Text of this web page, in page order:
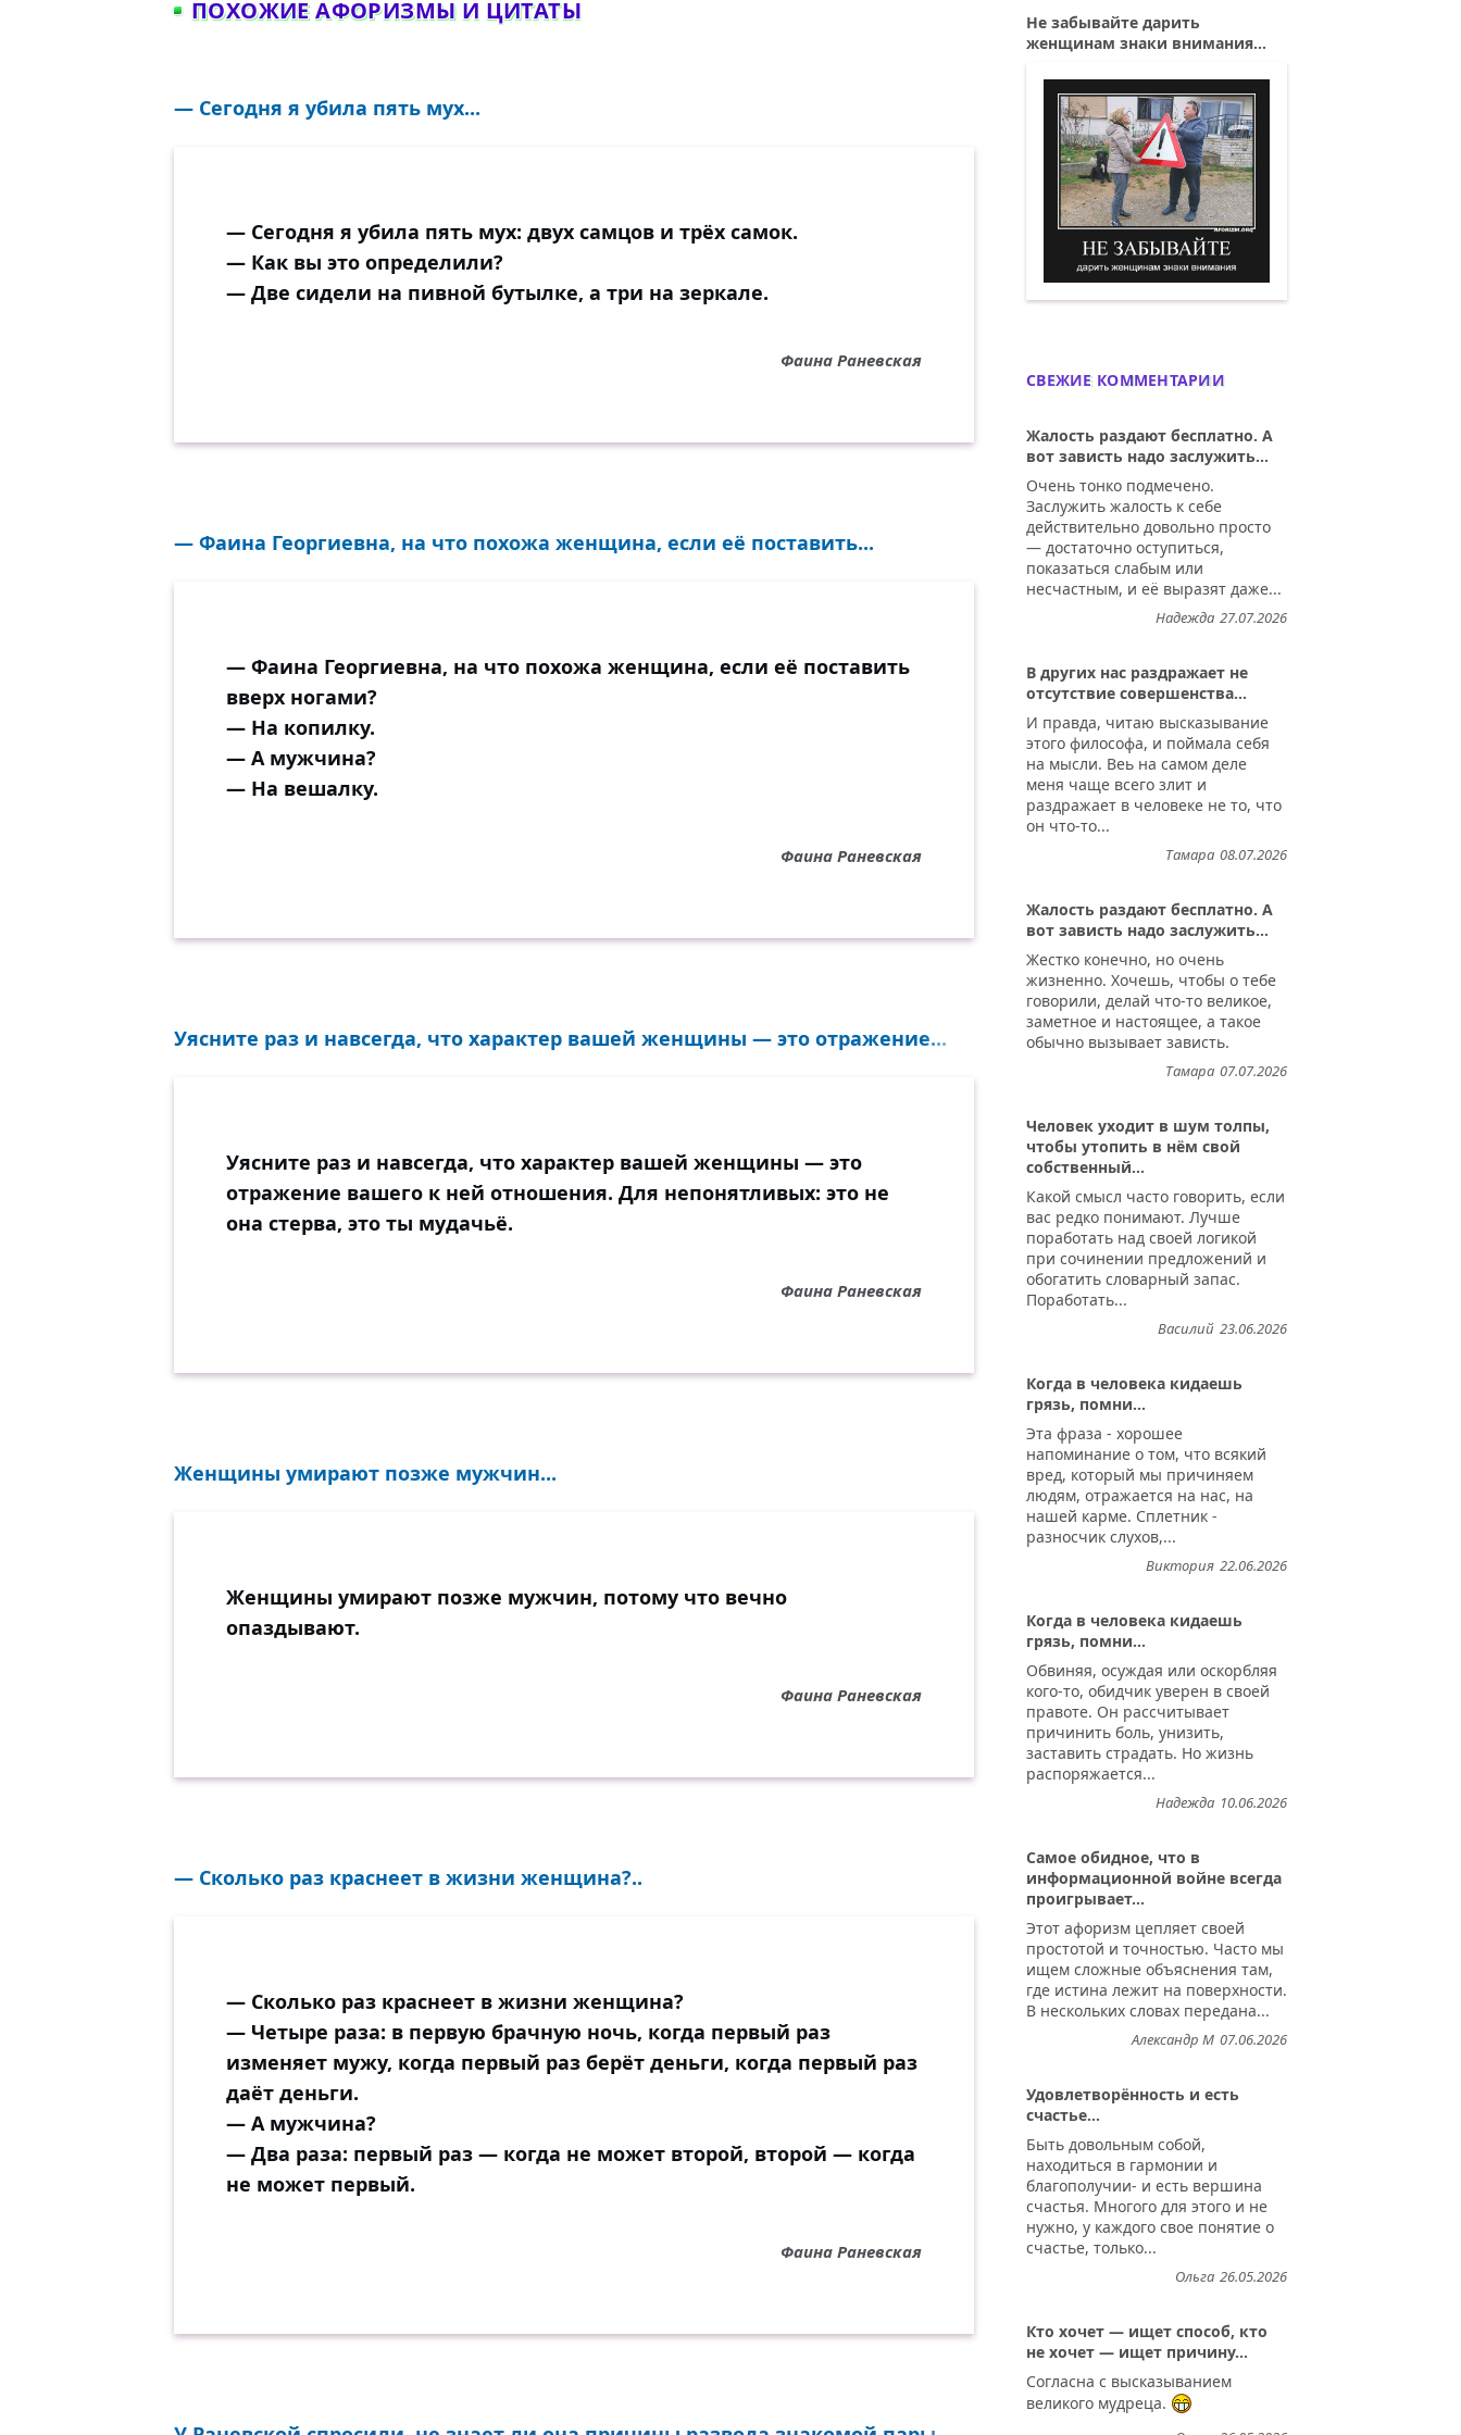
ПОХОЖИЕ АФОРИЗМЫ И ЦИТАТЫ
— Сегодня я убила пять мух...
— Сегодня я убила пять мух: двух самцов и трёх самок.
— Как вы это определили?
— Две сидели на пивной бутылке, а три на зеркале.
Фаина Раневская
— Фаина Георгиевна, на что похожа женщина, если её поставить...
— Фаина Георгиевна, на что похожа женщина, если её поставить
вверх ногами?
— На копилку.
— А мужчина?
— На вешалку.
Фаина Раневская
Уясните раз и навсегда, что характер вашей женщины — это отражение...
Уясните раз и навсегда, что характер вашей женщины — это
отражение вашего к ней отношения. Для непонятливых: это не
она стерва, это ты мудачьё.
Фаина Раневская
Женщины умирают позже мужчин...
Женщины умирают позже мужчин, потому что вечно
опаздывают.
Фаина Раневская
— Сколько раз краснеет в жизни женщина?..
— Сколько раз краснеет в жизни женщина?
— Четыре раза: в первую брачную ночь, когда первый раз
изменяет мужу, когда первый раз берёт деньги, когда первый раз
даёт деньги.
— А мужчина?
— Два раза: первый раз — когда не может второй, второй — когда
не может первый.
Фаина Раневская
Не забывайте дарить
женщинам знаки внимания...
Не забывайте дарить женщинам
СВЕЖИЕ КОММЕНТАРИИ
Жалость раздают бесплатно. А
вот зависть надо заслужить...
Очень тонко подмечено.
Заслужить жалость к себе
действительно довольно просто
— достаточно оступиться,
показаться слабым или
несчастным, и её выразят даже...
27.07.2026
Надежда
В других нас раздражает не
отсутствие совершенства...
И правда, читаю высказывание
этого философа, и поймала себя
на мысли. Веь на самом деле
меня чаще всего злит и
раздражает в человеке не то, что
он что-то...
08.07.2026
Тамара
Жалость раздают бесплатно. А
вот зависть надо заслужить...
Жестко конечно, но очень
жизненно. Хочешь, чтобы о тебе
говорили, делай что-то великое,
заметное и настоящее, а такое
обычно вызывает зависть.
07.07.2026
Тамара
Человек уходит в шум толпы,
чтобы утопить в нём свой
собственный...
Какой смысл часто говорить, если
вас редко понимают. Лучше
поработать над своей логикой
при сочинении предложений и
обогатить словарный запас.
Поработать...
23.06.2026
Василий
Когда в человека кидаешь
грязь, помни...
Эта фраза - хорошее
напоминание о том, что всякий
вред, который мы причиняем
людям, отражается на нас, на
нашей карме. Сплетник -
разносчик слухов,...
22.06.2026
Виктория
Когда в человека кидаешь
грязь, помни...
Обвиняя, осуждая или оскорбляя
кого-то, обидчик уверен в своей
правоте. Он рассчитывает
причинить боль, унизить,
заставить страдать. Но жизнь
распоряжается...
10.06.2026
Надежда
Самое обидное, что в
информационной войне всегда
проигрывает...
Этот афоризм цепляет своей
простотой и точностью. Часто мы
ищем сложные объяснения там,
где истина лежит на поверхности.
В нескольких словах передана...
07.06.2026
Александр М
Удовлетворённость и есть
счастье...
Быть довольным собой,
находиться в гармонии и
благополучии- и есть вершина
счастья. Многого для этого и не
нужно, у каждого свое понятие о
счастье, только...
26.05.2026
Ольга
Кто хочет — ищет способ, кто
не хочет — ищет причину...
Согласна с высказыванием
великого мудреца.